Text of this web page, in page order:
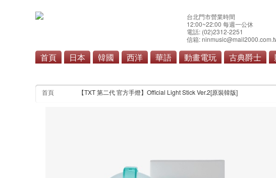
台北門市營業時間
12:00~22:00 每週一公休
電話: (02)2312-2251
信箱:
首頁 日本 韓國 西洋 華語 動畫電玩 古典爵士
首頁 【TXT 第二代 官方手燈】Official Light Stick Ver.2[原裝韓版]